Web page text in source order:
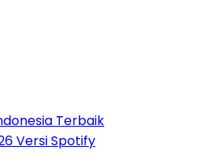
Terbaik
Versi Spotify